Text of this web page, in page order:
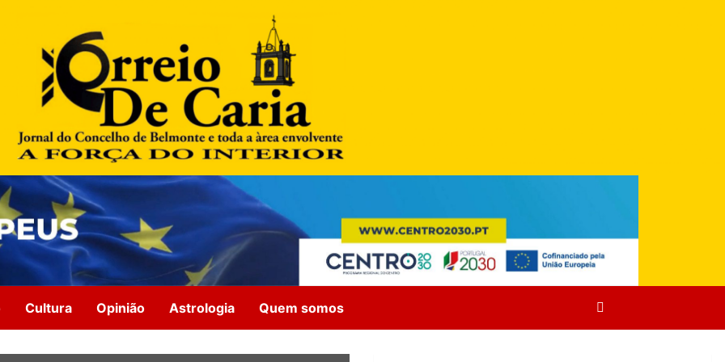
Cultura Opinião Astrologia Quem somos